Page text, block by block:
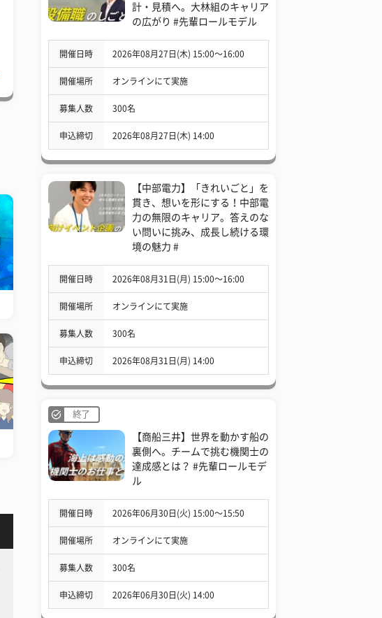
計・見積へ。大林組のキャリア
の広がり #先輩ロールモデル
開催日時 2026年08月27日(木) 15:00〜16:00
開催場所 オンラインにて実施
募集人数 300名
申込締切 2026年08月27日(木) 14:00
【中部電力】「きれいごと」を
貫き、想いを形にする！中部電
力の無限のキャリア。答えのな
い問いに挑み、成長し続ける環
境の魅力 #
開催日時 2026年08月31日(月) 15:00〜16:00
開催場所 オンラインにて実施
募集人数 300名
申込締切 2026年08月31日(月) 14:00
終了
【商船三井】世界を動かす船の
裏側へ。チームで挑む機関士の
達成感とは？ #先輩ロールモデ
ル
開催日時 2026年06月30日(火) 15:00〜15:50
開催場所 オンラインにて実施
募集人数 300名
申込締切 2026年06月30日(火) 14:00